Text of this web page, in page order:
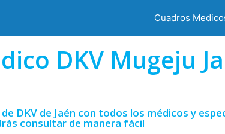
Cuadros
DKV Mugeju
DKV de Jaén con todos los médicos y
consultar de manera fácil